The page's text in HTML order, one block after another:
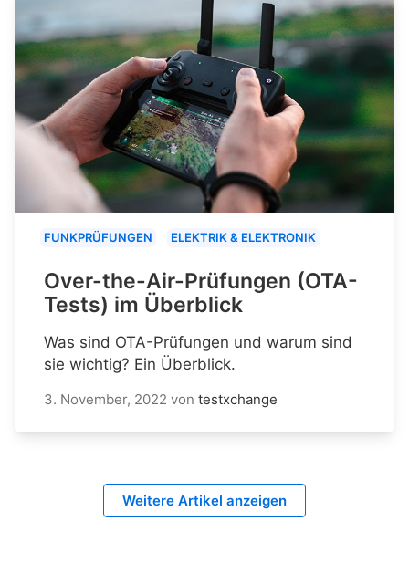
FUNKPRÜFUNGEN ELEKTRIK & ELEKTRONIK
Over-the-Air-Prüfungen (OTA-
Tests) im Überblick
Was sind OTA-Prüfungen und warum sind
sie wichtig? Ein Überblick.
3. November, 2022 von testxchange
Weitere Artikel anzeigen